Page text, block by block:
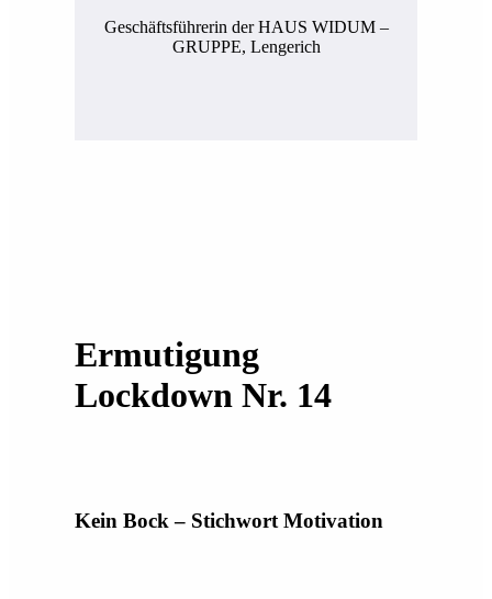
Geschäftsführerin der HAUS WIDUM –
GRUPPE, Lengerich
Ermutigung
Lockdown Nr. 14
Kein Bock – Stichwort Motivation